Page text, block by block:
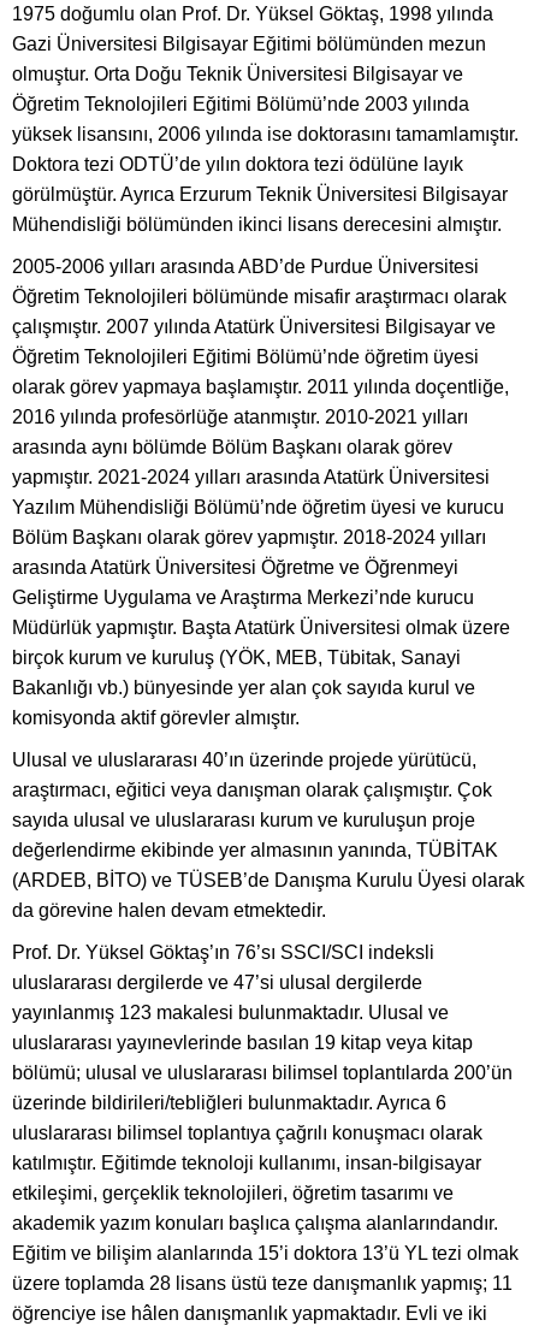
1975 doğumlu olan Prof. Dr. Yüksel Göktaş, 1998 yılında
Gazi Üniversitesi Bilgisayar Eğitimi bölümünden mezun
olmuştur. Orta Doğu Teknik Üniversitesi Bilgisayar ve
Öğretim Teknolojileri Eğitimi Bölümü’nde 2003 yılında
yüksek lisansını, 2006 yılında ise doktorasını tamamlamıştır.
Doktora tezi ODTÜ’de yılın doktora tezi ödülüne layık
görülmüştür. Ayrıca Erzurum Teknik Üniversitesi Bilgisayar
Mühendisliği bölümünden ikinci lisans derecesini almıştır.
2005-2006 yılları arasında ABD’de Purdue Üniversitesi
Öğretim Teknolojileri bölümünde misafir araştırmacı olarak
çalışmıştır. 2007 yılında Atatürk Üniversitesi Bilgisayar ve
Öğretim Teknolojileri Eğitimi Bölümü’nde öğretim üyesi
olarak görev yapmaya başlamıştır. 2011 yılında doçentliğe,
2016 yılında profesörlüğe atanmıştır. 2010-2021 yılları
arasında aynı bölümde Bölüm Başkanı olarak görev
yapmıştır. 2021-2024 yılları arasında Atatürk Üniversitesi
Yazılım Mühendisliği Bölümü’nde öğretim üyesi ve kurucu
Bölüm Başkanı olarak görev yapmıştır. 2018-2024 yılları
arasında Atatürk Üniversitesi Öğretme ve Öğrenmeyi
Geliştirme Uygulama ve Araştırma Merkezi’nde kurucu
Müdürlük yapmıştır. Başta Atatürk Üniversitesi olmak üzere
birçok kurum ve kuruluş (YÖK, MEB, Tübitak, Sanayi
Bakanlığı vb.) bünyesinde yer alan çok sayıda kurul ve
komisyonda aktif görevler almıştır.
Ulusal ve uluslararası 40’ın üzerinde projede yürütücü,
araştırmacı, eğitici veya danışman olarak çalışmıştır. Çok
sayıda ulusal ve uluslararası kurum ve kuruluşun proje
değerlendirme ekibinde yer almasının yanında, TÜBİTAK
(ARDEB, BİTO) ve TÜSEB’de Danışma Kurulu Üyesi olarak
da görevine halen devam etmektedir.
Prof. Dr. Yüksel Göktaş’ın 76’sı SSCI/SCI indeksli
uluslararası dergilerde ve 47’si ulusal dergilerde
yayınlanmış 123 makalesi bulunmaktadır. Ulusal ve
uluslararası yayınevlerinde basılan 19 kitap veya kitap
bölümü; ulusal ve uluslararası bilimsel toplantılarda 200’ün
üzerinde bildirileri/tebliğleri bulunmaktadır. Ayrıca 6
uluslararası bilimsel toplantıya çağrılı konuşmacı olarak
katılmıştır. Eğitimde teknoloji kullanımı, insan-bilgisayar
etkileşimi, gerçeklik teknolojileri, öğretim tasarımı ve
akademik yazım konuları başlıca çalışma alanlarındandır.
Eğitim ve bilişim alanlarında 15’i doktora 13’ü YL tezi olmak
üzere toplamda 28 lisans üstü teze danışmanlık yapmış; 11
öğrenciye ise hâlen danışmanlık yapmaktadır. Evli ve iki